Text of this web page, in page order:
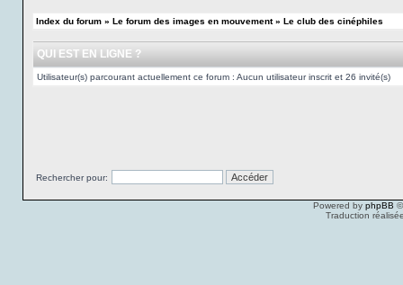
Index du forum » Le forum des images en mouvement» Le club des cinéphiles
QUI EST EN LIGNE ?
Utilisateur(s) parcourant actuellement ce forum : Aucun utilisateur inscrit et 26 invité(s)
Rechercher pour:
Powered by phpBB
Traduction